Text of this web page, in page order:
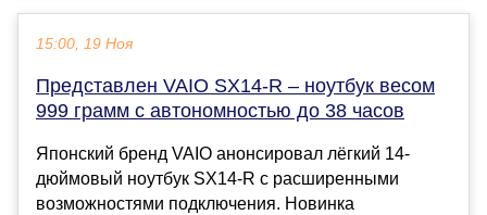
15:00, 19 Ноя
Представлен VAIO SX14-R – ноутбук весом
999 грамм с автономностью до 38 часов
Японский бренд VAIO анонсировал лёгкий 14-
дюймовый ноутбук SX14-R с расширенными
возможностями подключения. Новинка